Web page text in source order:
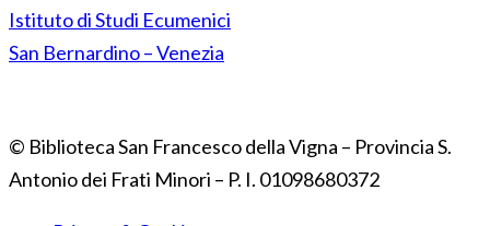
Istituto di Studi Ecumenici
San Bernardino – Venezia
© Biblioteca San Francesco della Vigna – Provincia S.
Antonio dei Frati Minori – P. I. 01098680372